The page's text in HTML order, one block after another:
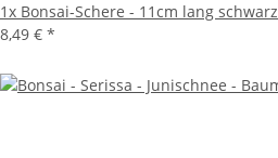
1x Bonsai-Schere - 11cm lang schwarz
8,49 € *